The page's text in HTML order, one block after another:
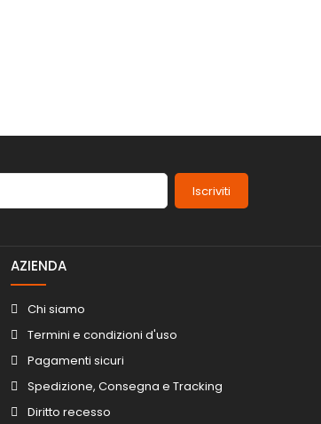
Iscriviti
AZIENDA
Chi siamo
Termini e condizioni d'uso
Pagamenti sicuri
Spedizione, Consegna e Tracking
Diritto recesso